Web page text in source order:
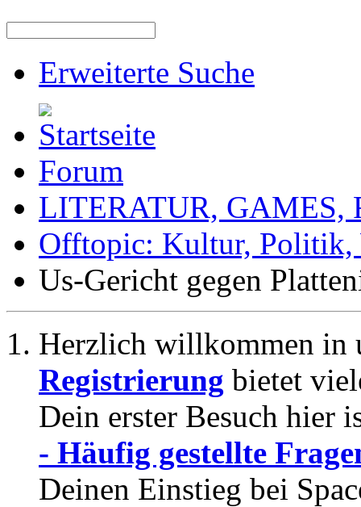
Erweiterte Suche
Forum
LITERATUR, GAMES,
Offtopic: Kultur, Politik,
Us-Gericht gegen
Herzlich willkommen in
Registrierung bietet
Dein erster Besuch hier
- Häufig gestellte
Deinen Einstieg bei